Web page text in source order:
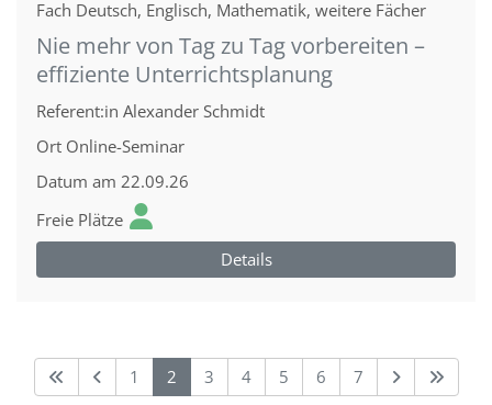
Fach Deutsch, Englisch, Mathematik, weitere Fächer
Nie mehr von Tag zu Tag vorbereiten –
effiziente Unterrichtsplanung
Referent:in Alexander Schmidt
Ort Online-Seminar
Datum am 22.09.26
Freie Plätze
Details
1 2 3 4 5 6 7